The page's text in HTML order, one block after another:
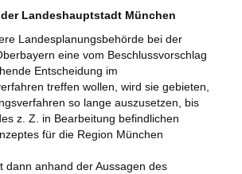
Landeshauptstadt München
Landesplanungsbehörde bei der
eine vom Beschlussvorschlag
Entscheidung im
treffen wollen, wird sie gebieten,
so lange auszusetzen, bis
z. Z. in Bearbeitung befindlichen
für die Region München
dann anhand der Aussagen des